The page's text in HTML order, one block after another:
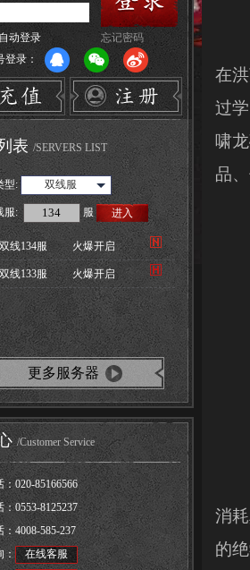
动登录
忘记密码
登录：
表 /SERVERS LIST
型: 双线服
服: 服 进入
线134服 火爆开启
双线133服 火爆开启
更多服务器
/Customer Service
020-85166566
：0553-8125237
4008-585-237
：
在线客服
在
过
啸
品
消
的